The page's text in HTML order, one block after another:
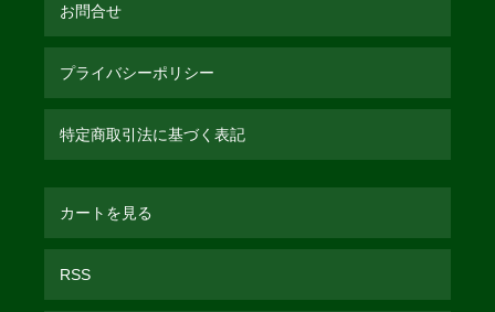
お問合せ
プライバシーポリシー
特定商取引法に基づく表記
カートを見る
RSS